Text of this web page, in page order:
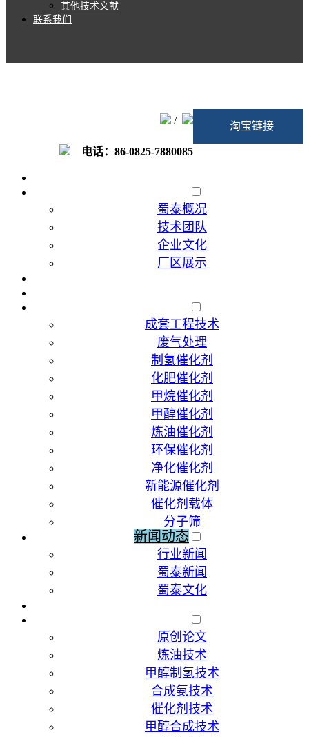
其他技术文献
联系我们
淘宝链接
/
电话：86-0825-7880085
蜀泰概况
技术团队
企业文化
厂区展示
成套工程技术
废气处理
制氢催化剂
化肥催化剂
甲烷催化剂
甲醇催化剂
炼油催化剂
环保催化剂
净化催化剂
新能源催化剂
催化剂载体
分子筛
新闻动态
行业新闻
蜀泰新闻
蜀泰文化
原创论文
炼油技术
甲醇制氢技术
合成氨技术
催化剂技术
甲醇合成技术